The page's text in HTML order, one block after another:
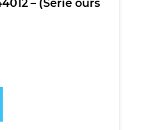
– (Série ours